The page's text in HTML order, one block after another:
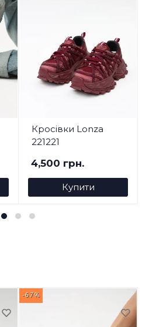
Кросівки Lonza
221221
4,500 грн.
Купити
-67%